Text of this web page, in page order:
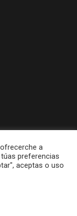
a
preferencias
aceptas o uso